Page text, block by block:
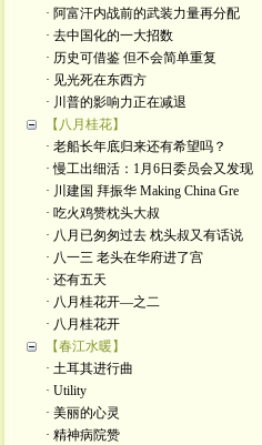
· 阿富汗内战前的武装力量再分配
· 去中国化的一大招数
· 历史可借鉴 但不会简单重复
· 见光死在东西方
· 川普的影响力正在减退
【八月桂花】
· 老船长年底归来还有希望吗？
· 慢工出细活：1月6日委员会又发现
· 川建国 拜振华 Making China Gre
· 吃火鸡赞枕头大叔
· 八月已匆匆过去 枕头叔又有话说
· 八一三 老头在华府进了宫
· 还有五天
· 八月桂花开—之二
· 八月桂花开
【春江水暖】
· 土耳其进行曲
· Utility
· 美丽的心灵
· 精神病院赞